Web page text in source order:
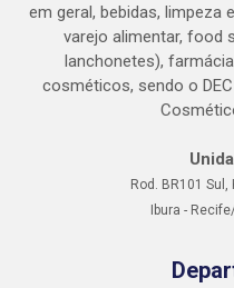
em geral, bebidas,
varejo alimentar, food
lanchonetes),
cosméticos, sendo o
Rod. BR101 Sul,
Ibura -